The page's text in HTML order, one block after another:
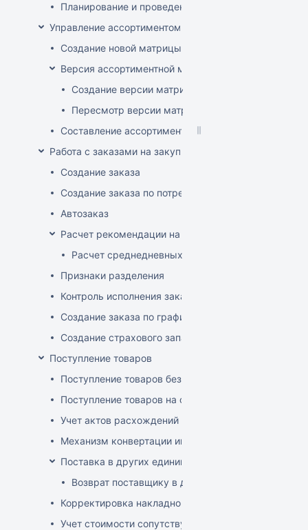
Планирование и проведение акций
Управление ассортиментом магазинов
Создание новой матрицы
Версия ассортиментной матрицы
Создание версии матрицы
Пересмотр версии матрицы
Составление ассортимента магазина
Работа с заказами на закупку
Создание заказа
Создание заказа по потребностям
Автозаказ
Расчет рекомендации на закупку
Расчет среднедневных продаж
Признаки разделения
Контроль исполнения заказов поставщиком
Создание заказа по графику
Создание страхового запаса
Поступление товаров
Поступление товаров без заказа
Поступление товаров на основе заказа
Учет актов расхождений при поступлении товаров
Механизм конвертации инвойсов из иностранной
Поставка в других единицах
Возврат поставщику в других единицах
Корректировка накладной (РФ)
Учет стоимости сопутствующих услуг в приходе